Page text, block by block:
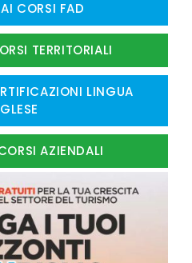
CORSI FAD
TERRITORIALI
LINGUA
AZIENDALI